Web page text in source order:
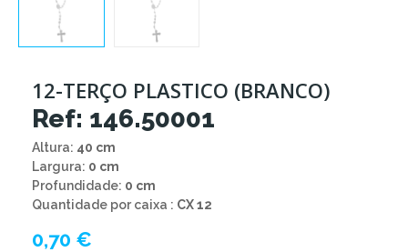
12-TERÇO PLASTICO (BRANCO)
Ref: 146.50001
Altura: 40 cm
Largura: 0 cm
Profundidade: 0 cm
Quantidade por caixa : CX 12
0,70 €